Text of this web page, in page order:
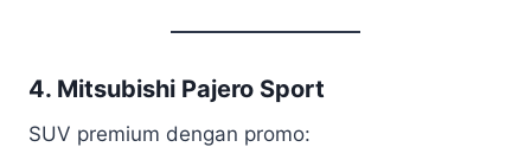
4. Mitsubishi Pajero Sport
SUV premium dengan promo: